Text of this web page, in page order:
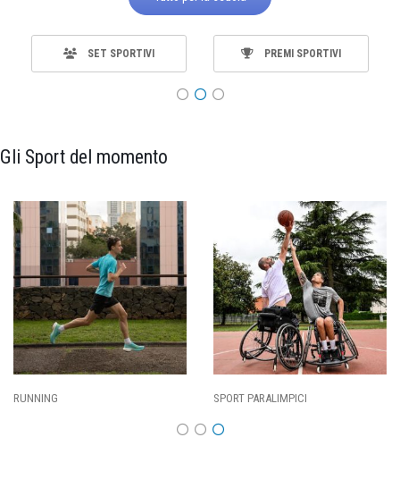
SET SPORTIVI PREMI SPORTIVI
Gli Sport del momento
SPORT PARALIMPICI